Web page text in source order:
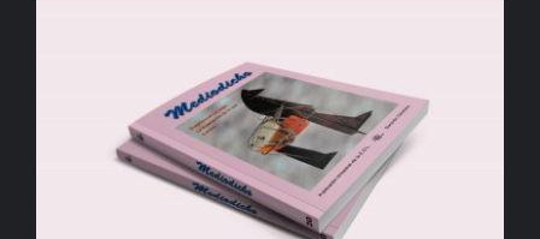
AÑADIR AL CARRITO / DETALLES